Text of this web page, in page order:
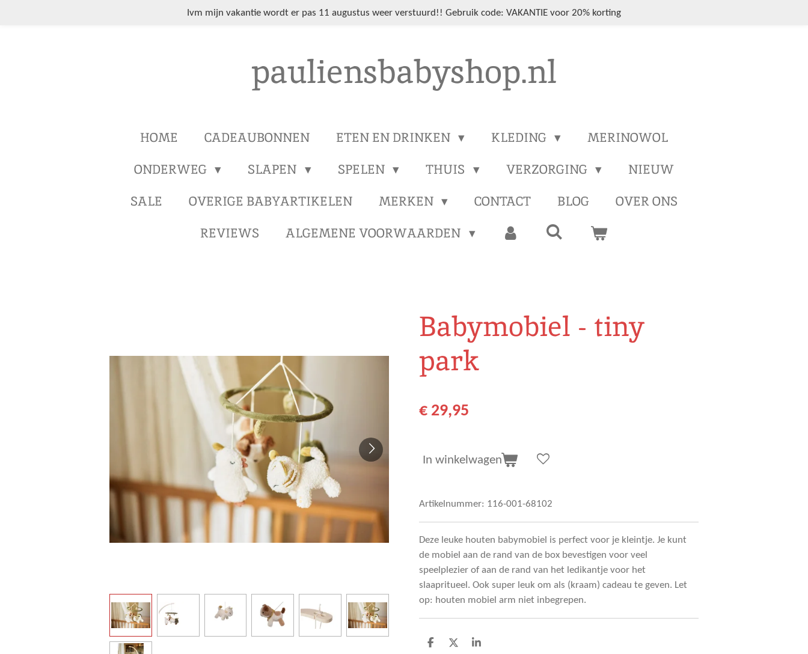
Ivm mijn vakantie wordt er pas 11 augustus weer verstuurd!! Gebruik code: VAKANTIE voor 20% korting
pauliensbabyshop.nl
HOME CADEAUBONNEN ETEN EN DRINKEN KLEDING
MERINOWOL
ONDERWEG
SLAPEN SPELEN THUIS VERZORGING
NIEUW
SALE
OVERIGE BABYARTIKELEN MERKEN CONTACT BLOG
OVER ONS
REVIEWS
ALGEMENE VOORWAARDEN
Babymobiel - tiny
park
€ 29,95
In winkelwagen
Artikelnummer: 116-001-68102
Deze leuke houten babymobiel is perfect voor je kleintje. Je kunt
de mobiel aan de rand van de box bevestigen voor veel
speelplezier of aan de rand van het ledikantje voor het
slaapritueel. Ook super leuk om als (kraam) cadeau te geven. Let
op: houten mobiel arm niet inbegrepen.
D
D
S